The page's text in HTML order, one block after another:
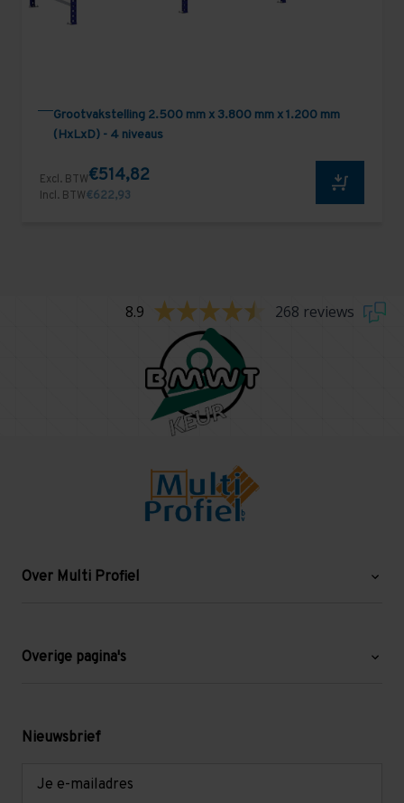
Grootvakstelling 2.500 mm x 3.800 mm x 1.200 mm
(HxLxD) - 4 niveaus
Excl. BTW€514,82
Incl. BTW€622,93
8.9 268 reviews
Over Multi Profiel
Blog
Levering en afhalen
Overige pagina's
Mezzanine
Nieuwsbrief